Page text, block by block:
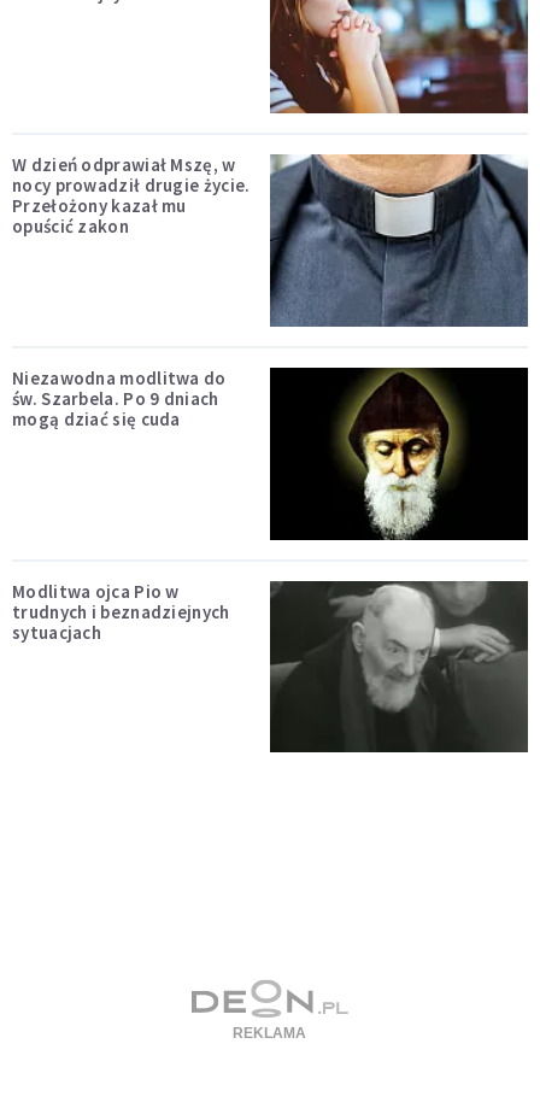
W dzień odprawiał Mszę, w
nocy prowadził drugie życie.
Przełożony kazał mu
opuścić zakon
Niezawodna modlitwa do
św. Szarbela. Po 9 dniach
mogą dziać się cuda
Modlitwa ojca Pio w
trudnych i beznadziejnych
sytuacjach